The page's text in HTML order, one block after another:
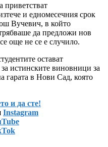
приветстват
и едномесечния срок
Вучевич, в който
да предложи нов
още не се е случило.
остават
истинските виновници за
гарата в Нови Сад, която
и да сте!
Instagram